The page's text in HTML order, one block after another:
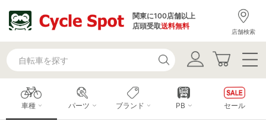
関東に100店舗以上
店頭受取送料無料
店舗検索
車種 パーツ ブランド PB セール